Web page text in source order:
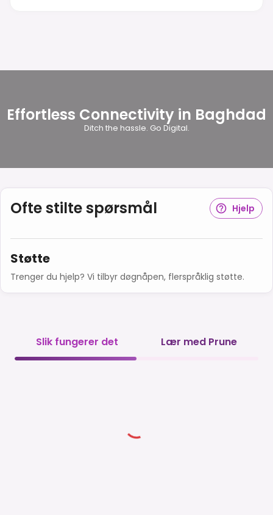
Effortless Connectivity in Baghdad
Ditch the hassle. Go Digital.
Ofte stilte spørsmål Hjelp
Støtte
Trenger du hjelp? Vi tilbyr døgnåpen, flerspråklig støtte.
Slik fungerer det Lær med Prune